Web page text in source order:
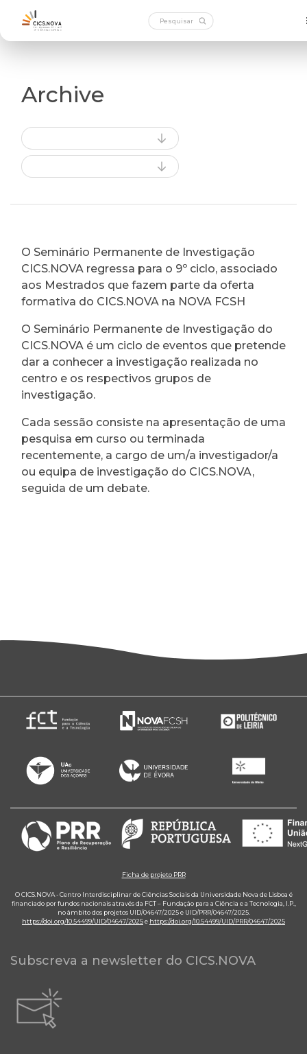
Archive
O Seminário Permanente de Investigação
CICS.NOVA regressa para o 9º ciclo, associado
aos Mestrados que fazem parte da oferta
formativa do CICS.NOVA na NOVA FCSH
O Seminário Permanente de Investigação do
CICS.NOVA é um ciclo de eventos que pretende
dar a conhecer a investigação realizada no
centro e os respectivos grupos de
investigação.
Cada sessão consiste na apresentação de uma
pesquisa em curso ou terminada
recentemente, a cargo de um/a investigador/a
ou equipa de investigação do CICS.NOVA,
seguida de um debate.
Ficha de projeto PRR
O CICS.NOVA - Centro Interdisciplinar de Ciências Sociais da Universidade Nova de Lisboa é
financiado por fundos nacionais através da FCT – Fundação para a Ciência e a Tecnologia, I.P.,
no âmbito dos projetos UID/04647/2025 e UID/PRR/04647/2025.
https://doi.org/10.54499/UID/04647/2025e https://doi.org/10.54499/UID/PRR/04647/2025
Subscreva a newsletter do CICS.NOVA